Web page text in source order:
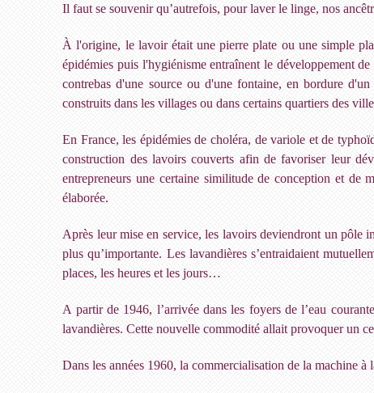
Il faut se souvenir qu’autrefois, pour laver le linge, nos
À l'origine, le lavoir était une pierre plate ou une simple
épidémies puis l'hygiénisme entraînent le développement
contrebas d'une source ou d'une fontaine, en bordure
construits dans les villages ou dans certains quartiers des
En France, les épidémies de choléra, de variole et de
construction des lavoirs couverts afin de favoriser leur
entrepreneurs une certaine similitude de conception et de
élaborée.
Après leur mise en service, les lavoirs deviendront un pôle
plus qu’importante. Les lavandières s’entraidaient
places, les heures et les jours…
A partir de 1946, l’arrivée dans les foyers de l’eau
lavandières. Cette nouvelle commodité allait provoquer un
Dans les années 1960, la commercialisation de la machine à